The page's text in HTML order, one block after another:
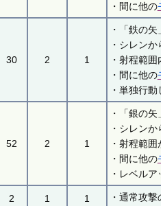
・間に他の
30 2 1
・「鉄の矢
・シレン
・射程範
・間に他の
・単独行
52 2 1
・「銀の矢
・シレン
・射程範
・間に他の
・レベル
2 1 1
・通常攻撃